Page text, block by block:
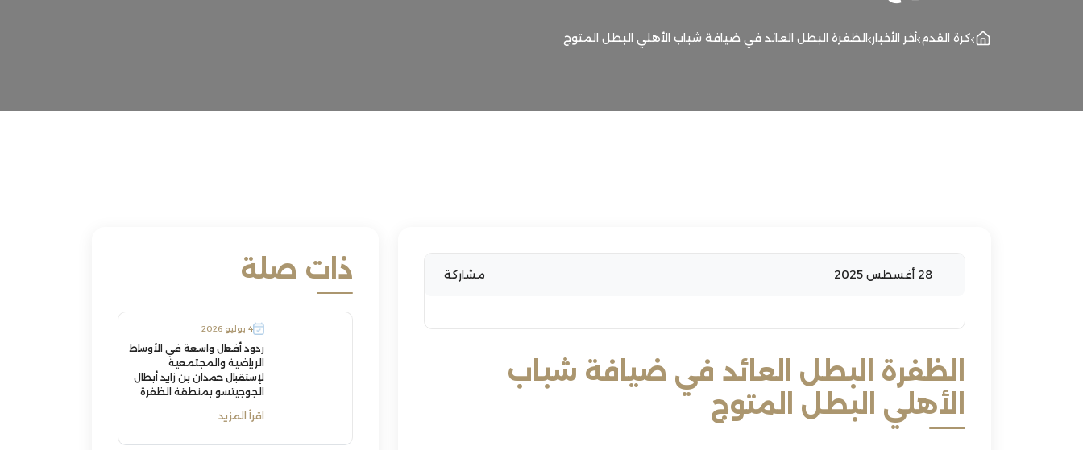
كرة القدم أخر الأخبار الظفرة البطل العائد في ضيافة شباب الأهلي البطل المتوج
28 أغسطس 2025 مشاركة
الظفرة البطل العائد في ضيافة شباب
الأهلي البطل المتوج
ذات صلة
4 يوليو 2026
ردود أفعال واسعة في الأوساط
الرياضية والمجتمعية
لإستقبال حمدان بن زايد أبطال
الجوجيتسو بمنطقة الظفرة
اقرأ المزيد